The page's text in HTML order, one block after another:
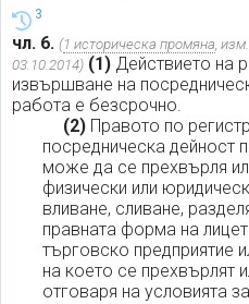
3
чл. 6. (1 историческа промяна,
03.10.2014) (1) Действието на
извършване на
работа е безсрочно.
(2) Правото по
посредническа дейност
може да се прехвърля
физически или
вливане, сливане,
правната форма на
търговско предприятие
на което се прехвърлят
отговаря на условията